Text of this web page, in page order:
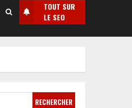
TOUT SUR
LE SEO